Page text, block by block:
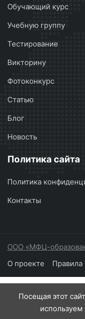
Обучающий курс
Учебную группу
Тестирование
Викторину
Фотоконкурс
Статью
Блог
Новость
Политика сайта
Политика
Контакты
ООО «МФЦ-
О проекте
Правила
Посещая этот